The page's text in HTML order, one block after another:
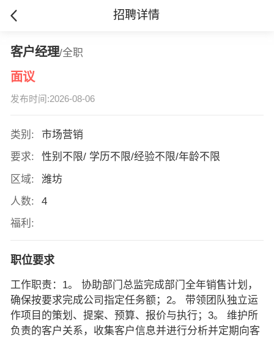
招聘详情
客户经理/全职
面议
发布时间:2026-08-06
类别:
市场营销
要求:
性别不限/ 学历不限/经验不限/年龄不限
区域:
潍坊
人数:
4
福利:
职位要求
工作职责：1。 协助部门总监完成部门全年销售计划，
确保按要求完成公司指定任务额；2。 带领团队独立运
作项目的策划、提案、预算、报价与执行；3。 维护所
负责的客户关系，收集客户信息并进行分析并定期向客